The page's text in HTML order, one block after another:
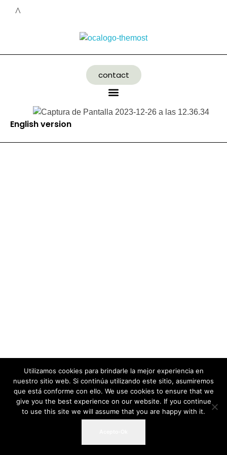
contact
English version
Utilizamos cookies para brindarle la mejor experiencia en
nuestro sitio web. Si continúa utilizando este sitio, asumiremos
que está conforme con ello. We use cookies to ensure that we
give you the best experience on our website. If you continue
to use this site we will assume that you are happy with it.